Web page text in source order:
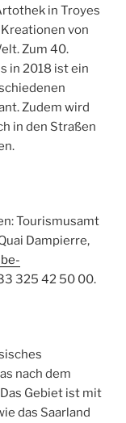
in Troyes
von
Zum 40.
in 2018 ist ein
Zudem wird
in den Straßen
Tourismusamt
Dampierre,
325 42 50 00.
nach dem
Gebiet ist mit
das Saarland